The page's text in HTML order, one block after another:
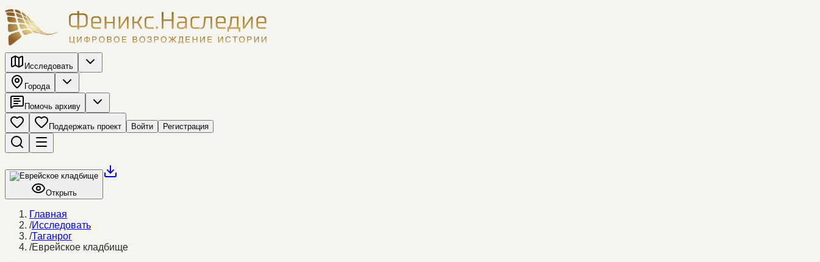
Исследовать
Города
Помочь архиву
Поддержать проект Войти Регистрация
Открыть
Главная
/Исследовать
/Таганрог
/Еврейское кладбище